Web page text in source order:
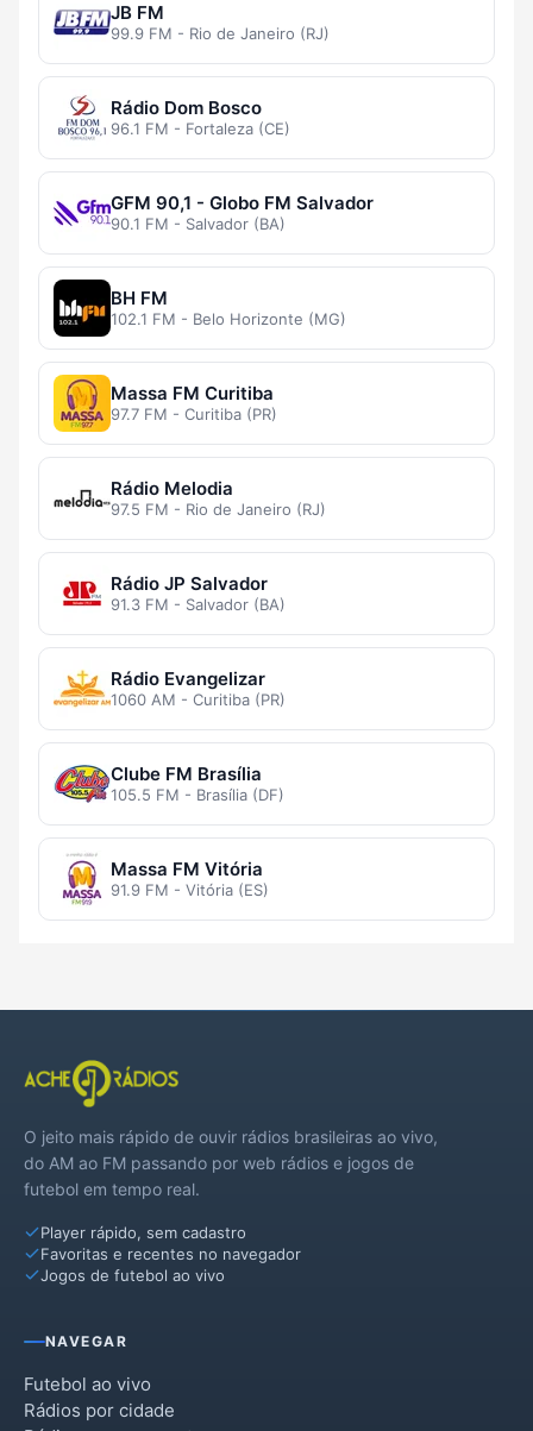
JB FM
99.9 FM - Rio de Janeiro (RJ)
Rádio Dom Bosco
96.1 FM - Fortaleza (CE)
GFM 90,1 - Globo FM Salvador
90.1 FM - Salvador (BA)
BH FM
102.1 FM - Belo Horizonte (MG)
Massa FM Curitiba
97.7 FM - Curitiba (PR)
Rádio Melodia
97.5 FM - Rio de Janeiro (RJ)
Rádio JP Salvador
91.3 FM - Salvador (BA)
Rádio Evangelizar
1060 AM - Curitiba (PR)
Clube FM Brasília
105.5 FM - Brasília (DF)
Massa FM Vitória
91.9 FM - Vitória (ES)
O jeito mais rápido de ouvir rádios brasileiras ao vivo,
do AM ao FM passando por web rádios e jogos de
futebol em tempo real.
Player rápido, sem cadastro
Favoritas e recentes no navegador
Jogos de futebol ao vivo
NAVEGAR
Futebol ao vivo
Rádios por cidade